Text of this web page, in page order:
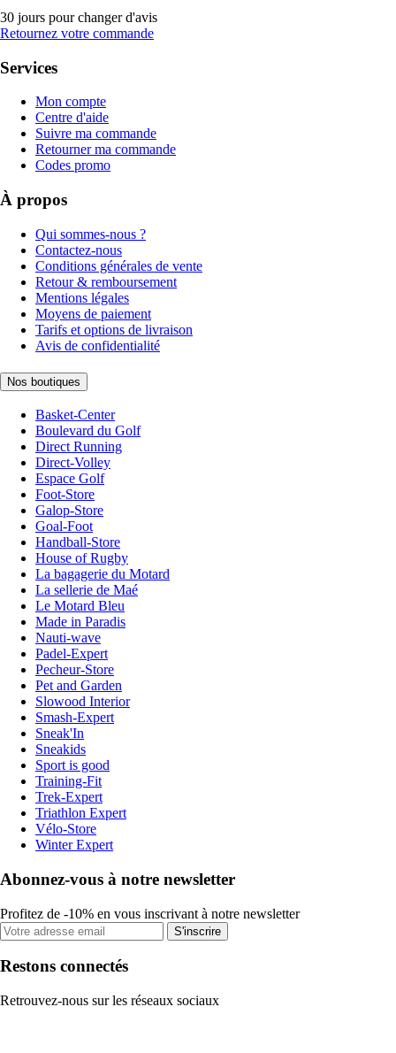
30 jours pour changer d'avis
Retournez votre commande
Services
Mon compte
Centre d'aide
Suivre ma commande
Retourner ma commande
Codes promo
À propos
Qui sommes-nous ?
Contactez-nous
Conditions générales de vente
Retour & remboursement
Mentions légales
Moyens de paiement
Tarifs et options de livraison
Avis de confidentialité
Nos boutiques
Basket-Center
Boulevard du Golf
Direct Running
Direct-Volley
Espace Golf
Foot-Store
Galop-Store
Goal-Foot
Handball-Store
House of Rugby
La bagagerie du Motard
La sellerie de Maé
Le Motard Bleu
Made in Paradis
Nauti-wave
Padel-Expert
Pecheur-Store
Pet and Garden
Slowood Interior
Smash-Expert
Sneak'In
Sneakids
Sport is good
Training-Fit
Trek-Expert
Triathlon Expert
Vélo-Store
Winter Expert
Abonnez-vous à notre newsletter
Profitez de -10% en vous inscrivant à notre newsletter
S'inscrire
Restons connectés
Retrouvez-nous sur les réseaux sociaux